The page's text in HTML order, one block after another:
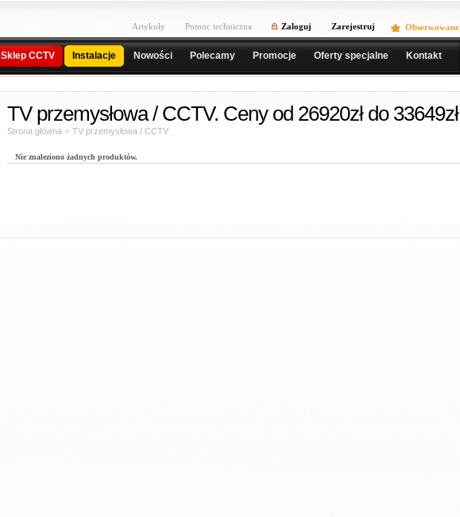
Artykuły Pomoc techniczna Zaloguj Zarejestruj Obserwowane
Sklep CCTV Instalacje Nowości Polecamy Promocje Oferty specjalne Kontakt
TV przemysłowa / CCTV. Ceny od 26920zł do 33649zł
Strona główna » TV przemysłowa / CCTV
Nie znaleziono żadnych produktów.